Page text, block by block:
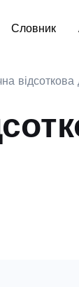
Словник
відсоткова